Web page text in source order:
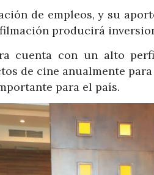
de empleos, y su
producirá
cuenta con un alto
de cine anualmente
para el país.